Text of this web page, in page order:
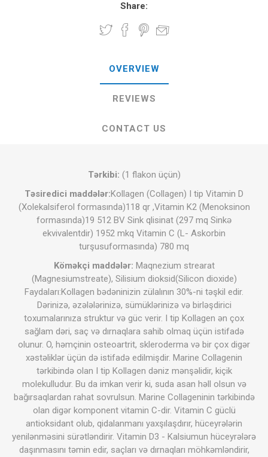
Share:
OVERVIEW
REVIEWS
CONTACT US
Tərkibi: (1 flakon üçün)
Təsiredici maddələr:Kollagen (Collagen) I tip Vitamin D
(Xolekalsiferol formasında)118 qr ,Vitamin K2 (Menoksinon
formasında)19 512 BV Sink qlisinat (297 mq Sinkǝ
ekvivalentdir) 1952 mkq Vitamin C (L- Askorbin
turşusuformasında) 780 mq
Köməkçi maddələr: Maqnezium strearat
(Magnesiumstreate), Silisium dioksid(Silicon dioxide)
Faydaları:Kollagen bədəninizin zülalının 30%-ni təşkil edir.
Dərinizə, əzələlərinizə, sümüklərinizə və birləşdirici
toxumalarınıza struktur və güc verir. I tip Kollagen ən çox
sağlam dəri, saç və dırnaqlara sahib olmaq üçün istifadə
olunur. O, həmçinin osteoartrit, skleroderma və bir çox digər
xəstəliklər üçün də istifadə edilmişdir. Marine Collagenin
tərkibində olan I tip Kollagen dəniz mənşəlidir, kiçik
molekulludur. Bu da imkan verir ki, suda asan həll olsun və
bağırsaqlardan rahat sovrulsun. Marine Collageninin tərkibində
olan digər komponent vitamin C-dir. Vitamin C güclü
antioksidant olub, qidalanmanı yaxşılaşdırır, hüceyrələrin
yenilənməsini sürətləndirir. Vitamin D3 - Kalsiumun hüceyrələrə
daşınmasını təmin edir, saçları və dırnaqları möhkəmləndirir,